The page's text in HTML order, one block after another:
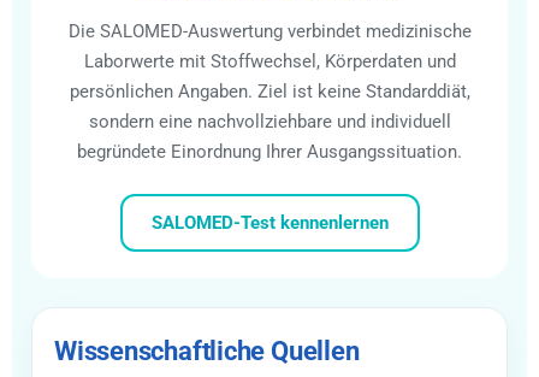
Die SALOMED-Auswertung verbindet medizinische
Laborwerte mit Stoffwechsel, Körperdaten und
persönlichen Angaben. Ziel ist keine Standarddiät,
sondern eine nachvollziehbare und individuell
begründete Einordnung Ihrer Ausgangssituation.
SALOMED-Test kennenlernen
Wissenschaftliche Quellen